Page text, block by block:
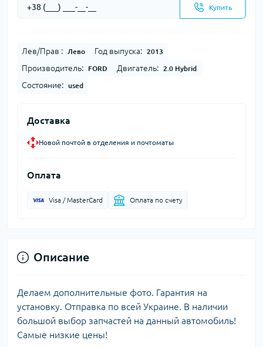
Купить
Лев/Прав : Лево Год выпуска: 2013
Производитель: FORD Двигатель: 2.0 Hybrid
Состояние: used
Доставка
Новой почтой в отделения и почтоматы
Оплата
Visa / MasterCard Оплата по счету
Описание
Делаем дополнительные фото. Гарантия на
установку. Отправка по всей Украине. В наличии
большой выбор запчастей на данный автомобиль!
Самые низкие цены!